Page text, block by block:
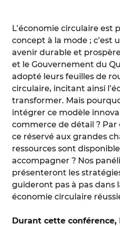
L’économie circulaire est
concept à la mode ; c’est
avenir durable et
et le Gouvernement du
adopté leurs feuilles de
circulaire, incitant ainsi
transformer. Mais
intégrer ce modèle
commerce de détail ?
ce réservé aux grandes
ressources sont
accompagner ? Nos
présenteront les
guideront pas à pas dans
économie circulaire
Durant cette conférence,